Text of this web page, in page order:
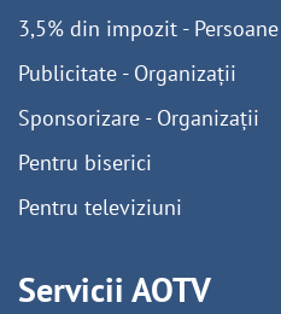
3,5% din impozit - Persoane
Publicitate - Organizații
Sponsorizare - Organizații
Pentru biserici
Pentru televiziuni
Servicii AOTV